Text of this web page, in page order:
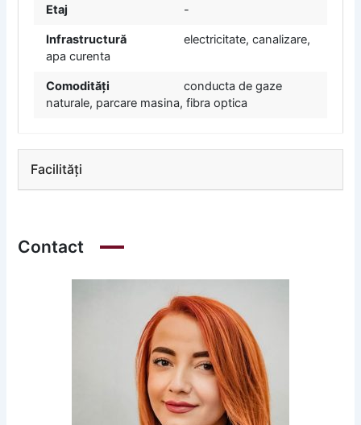
Etaj -
Infrastructură
electricitate, canalizare,
apa curenta
Comodități
conducta de gaze
naturale, parcare masina, fibra optica
Facilități
Contact